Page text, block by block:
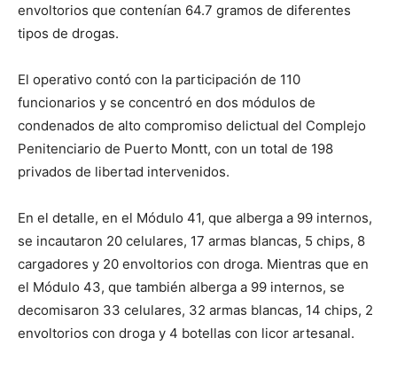
envoltorios que contenían 64.7 gramos de diferentes
tipos de drogas.
El operativo contó con la participación de 110
funcionarios y se concentró en dos módulos de
condenados de alto compromiso delictual del Complejo
Penitenciario de Puerto Montt, con un total de 198
privados de libertad intervenidos.
En el detalle, en el Módulo 41, que alberga a 99 internos,
se incautaron 20 celulares, 17 armas blancas, 5 chips, 8
cargadores y 20 envoltorios con droga. Mientras que en
el Módulo 43, que también alberga a 99 internos, se
decomisaron 33 celulares, 32 armas blancas, 14 chips, 2
envoltorios con droga y 4 botellas con licor artesanal.